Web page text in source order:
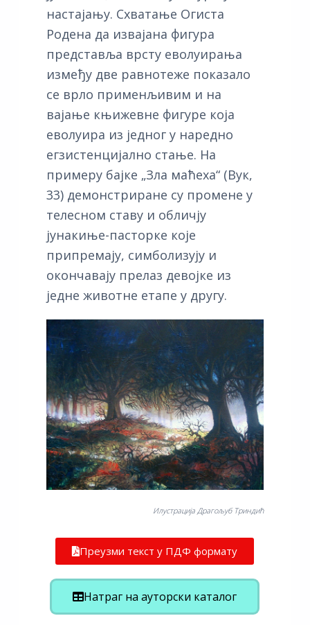
настајању. Схватање Огиста
Родена да извајана фигура
представља врсту еволуирања
између две равнотеже показало
се врло применљивим и на
вајање књижевне фигуре која
еволуира из једног у наредно
егзистенцијално стање. На
примеру бајке „Зла маћеха“ (Вук,
33) демонстриране су промене у
телесном ставу и обличју
јунакиње-пасторке које
припремају, симболизују и
окончавају прелаз девојке из
једне животне етапе у другу.
Илустрација Драгољуб Триндић
Преузми текст у ПДФ формату
Натраг на ауторски каталог